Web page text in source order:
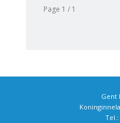
Page 1 / 1
Gent
Tel.: